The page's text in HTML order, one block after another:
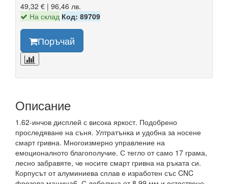
49,32 € | 96,46 лв.
На склад Код: 89709
Поръчай
Описание
1.62-инчов дисплей с висока яркост. Подобрено
проследяване на съня. Ултратънка и удобна за носене
смарт гривна. Многоизмерно управление на
емоционалното благополучие. С тегло от само 17 грама,
лесно забравяте, че носите смарт гривна на ръката си.
Корпусът от алуминиева сплав е изработен със CNC